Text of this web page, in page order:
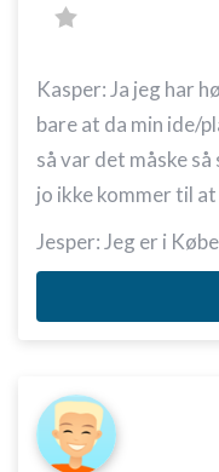
Kasper: Ja jeg har
bare at da min ide/
så var det måske
jo ikke kommer til
Jesper: Jeg er i